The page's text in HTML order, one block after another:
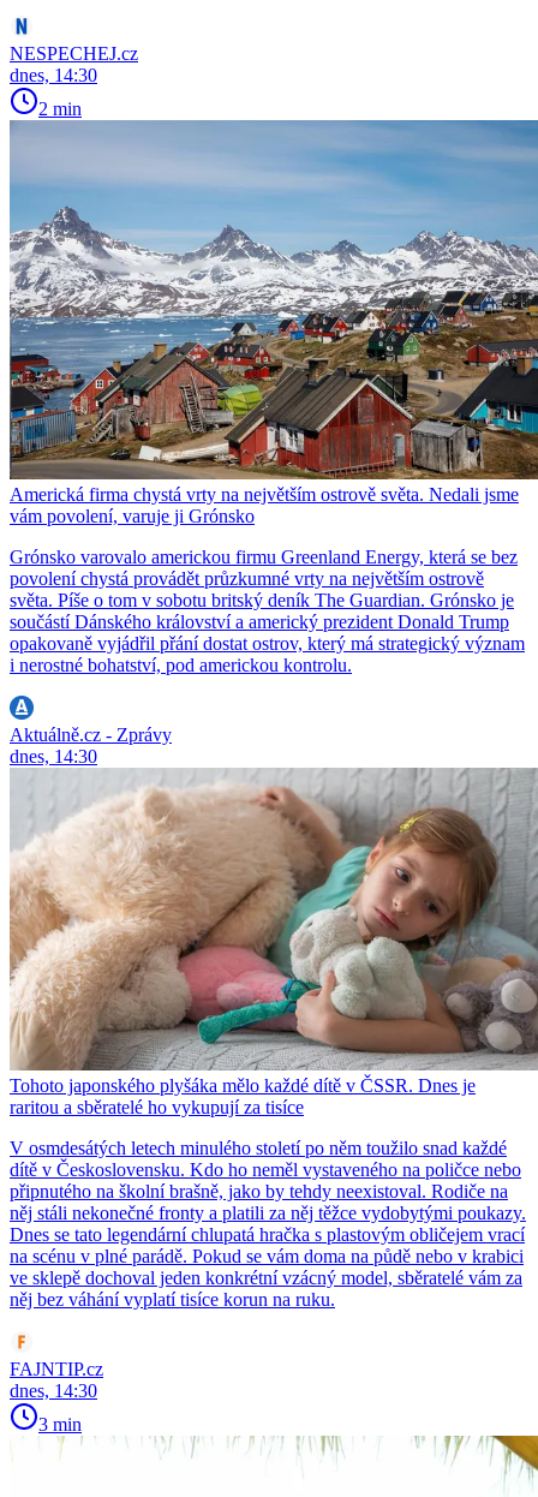
NESPECHEJ.cz
dnes, 14:30
2 min
Americká firma chystá vrty na největším ostrově světa. Nedali jsme
vám povolení, varuje ji Grónsko
Grónsko varovalo americkou firmu Greenland Energy, která se bez
povolení chystá provádět průzkumné vrty na největším ostrově
světa. Píše o tom v sobotu britský deník The Guardian. Grónsko je
součástí Dánského království a americký prezident Donald Trump
opakovaně vyjádřil přání dostat ostrov, který má strategický význam
i nerostné bohatství, pod americkou kontrolu.
Aktuálně.cz - Zprávy
dnes, 14:30
Tohoto japonského plyšáka mělo každé dítě v ČSSR. Dnes je
raritou a sběratelé ho vykupují za tisíce
V osmdesátých letech minulého století po něm toužilo snad každé
dítě v Československu. Kdo ho neměl vystaveného na poličce nebo
připnutého na školní brašně, jako by tehdy neexistoval. Rodiče na
něj stáli nekonečné fronty a platili za něj těžce vydobytými poukazy.
Dnes se tato legendární chlupatá hračka s plastovým obličejem vrací
na scénu v plné parádě. Pokud se vám doma na půdě nebo v krabici
ve sklepě dochoval jeden konkrétní vzácný model, sběratelé vám za
něj bez váhání vyplatí tisíce korun na ruku.
FAJNTIP.cz
dnes, 14:30
3 min